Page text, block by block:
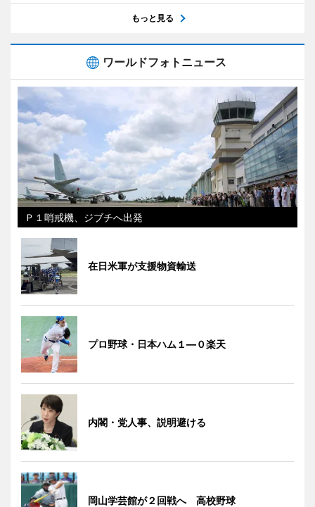
もっと見る
ワールドフォトニュース
Ｐ１哨戒機、ジブチへ出発
在日米軍が支援物資輸送
プロ野球・日本ハム１―０楽天
内閣・党人事、説明避ける
岡山学芸館が２回戦へ 高校野球